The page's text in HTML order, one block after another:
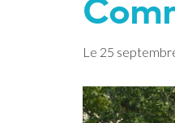
Le 25